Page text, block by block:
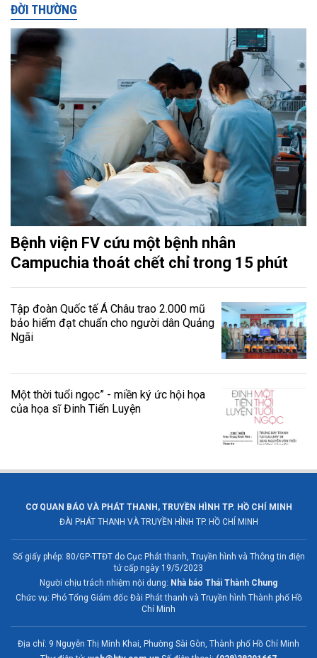
ĐỜI THƯỜNG
Bệnh viện FV cứu một bệnh nhân
Campuchia thoát chết chỉ trong 15 phút
Tập đoàn Quốc tế Á Châu trao 2.000 mũ
bảo hiểm đạt chuẩn cho người dân Quảng
Ngãi
Một thời tuổi ngọc” - miền ký ức hội họa
của họa sĩ Đinh Tiến Luyện
CƠ QUAN BÁO VÀ PHÁT THANH, TRUYỀN HÌNH TP. HỒ CHÍ MINH
ĐÀI PHÁT THANH VÀ TRUYỀN HÌNH TP. HỒ CHÍ MINH
Số giấy phép: 80/GP-TTĐT do Cục Phát thanh, Truyền hình và Thông tin điện
tử cấp ngày 19/5/2023
Người chịu trách nhiệm nội dung: Nhà báo Thái Thành Chung
Chức vụ: Phó Tổng Giám đốc Đài Phát thanh và Truyền hình Thành phố Hồ
Chí Minh
Địa chỉ: 9 Nguyễn Thị Minh Khai, Phường Sài Gòn, Thành phố Hồ Chí Minh